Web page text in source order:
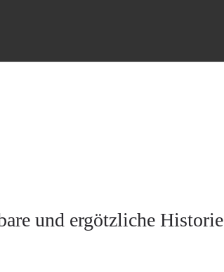
und ergötzliche Historie